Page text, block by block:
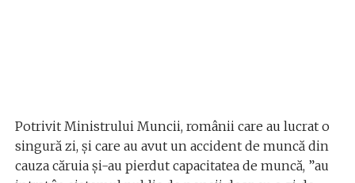
Potrivit Ministrului Muncii, românii care au lucrat o
singură zi, și care au avut un accident de muncă din
cauza căruia și-au pierdut capacitatea de muncă, ”au